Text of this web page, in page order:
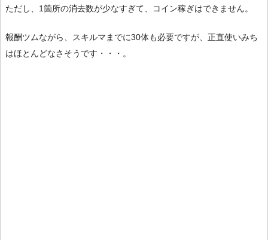
ただし、1箇所の消去数が少なすぎて、コイン稼ぎはできません。
報酬ツムながら、スキルマまでに30体も必要ですが、正直使いみち
はほとんどなさそうです・・・。